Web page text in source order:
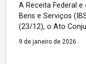
A Receita Federal
Bens e Serviços
(23/12), o Ato
obrigações
sobre Bens e
9 de janeiro de 2026